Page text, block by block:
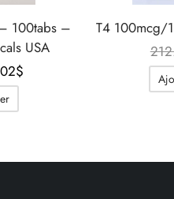
100tabs –
USA
:
$
T4 100mcg/